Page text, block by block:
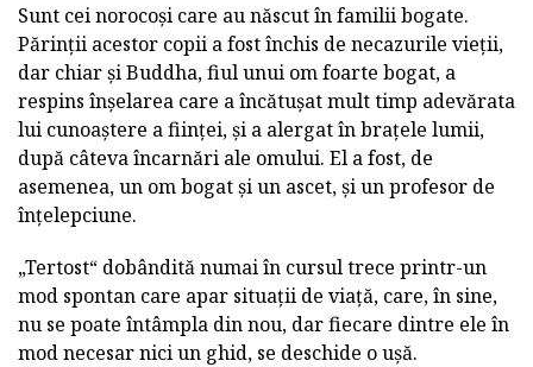
Sunt cei norocoși care au născut în familii bogate.
Părinții acestor copii a fost închis de necazurile vieții,
dar chiar și Buddha, fiul unui om foarte bogat, a
respins înșelarea care a încătușat mult timp adevărata
lui cunoaștere a ființei, și a alergat în brațele lumii,
după câteva încarnări ale omului. El a fost, de
asemenea, un om bogat și un ascet, și un profesor de
înțelepciune.
„Tertost“ dobândită numai în cursul trece printr-un
mod spontan care apar situații de viață, care, în sine,
nu se poate întâmpla din nou, dar fiecare dintre ele în
mod necesar nici un ghid, se deschide o ușă.